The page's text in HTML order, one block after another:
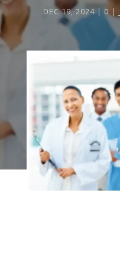
DEC 19, 2024